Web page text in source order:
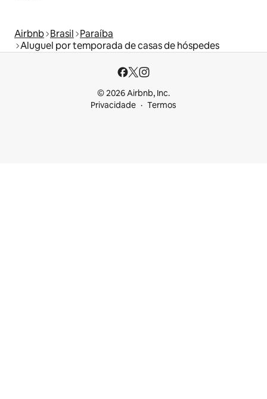
Airbnb Brasil Paraíba
Aluguel por temporada de casas de hóspedes
© 2026 Airbnb, Inc.
Privacidade
Termos